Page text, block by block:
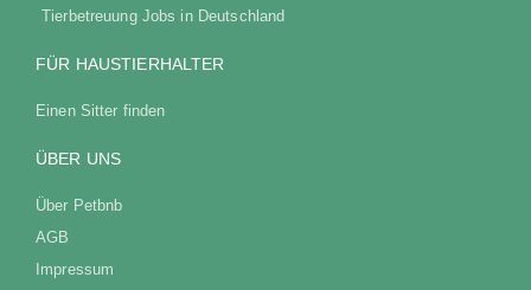
Tierbetreuung Jobs in Deutschland
FÜR HAUSTIERHALTER
Einen Sitter finden
ÜBER UNS
Über Petbnb
AGB
Impressum